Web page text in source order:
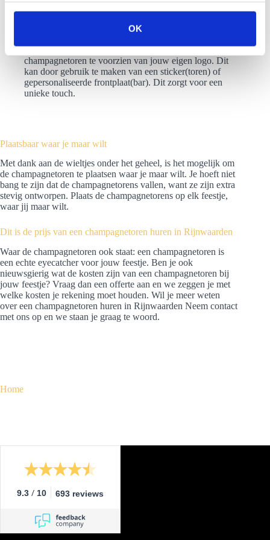
l
OK
van een rookgordijn. Zo valt jouw champagnetoren nog
Branding: wij geven je de mogelijkheid om de
champagnetoren te voorzien van jouw eigen logo. Dit
kan door gebruik te maken van een sticker(toren) of
gepersonaliseerde frontplaat(bar). Dit zorgt voor een
unieke touch.
Plaatsbaar waar je maar wilt
Met dank aan de wieltjes onder het geheel, is het mogelijk om
de champagnetoren te plaatsen waar je maar wilt. Je hoeft niet
bang te zijn dat de champagnetorens vallen, want ze zijn extra
stevig ontworpen. Plaats de champagnetorens op elk feestje,
waar jij maar wilt.
Dit is de prijs van een champagnetoren huren in Rijnwaarden
Waar de champagnetoren ook staat: een champagnetoren is
een echte eyecatcher voor jouw feestje. Ben je ook
nieuwsgierig wat de kosten zijn van een champagnetoren bij
jouw feestje? Vraag dan een offerte aan en we zeggen je met
welke kosten je rekening moet houden. Wil je meer weten
over een champagnetoren huren in Rijnwaarden Neem contact
met ons op en we staan je graag te woord.
Home
9.3 / 10 693 reviews